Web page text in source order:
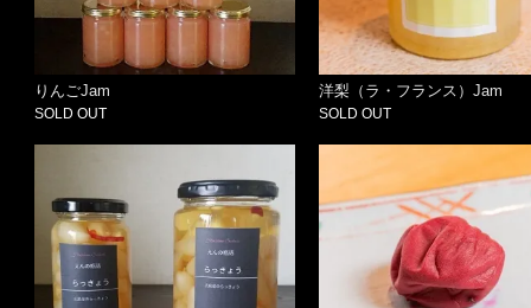
りんごJam
SOLD OUT
洋梨（ラ・フランス）Jam
SOLD OUT